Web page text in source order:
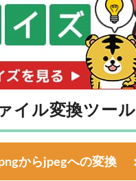
イル変換ツール
からjpegへの変換